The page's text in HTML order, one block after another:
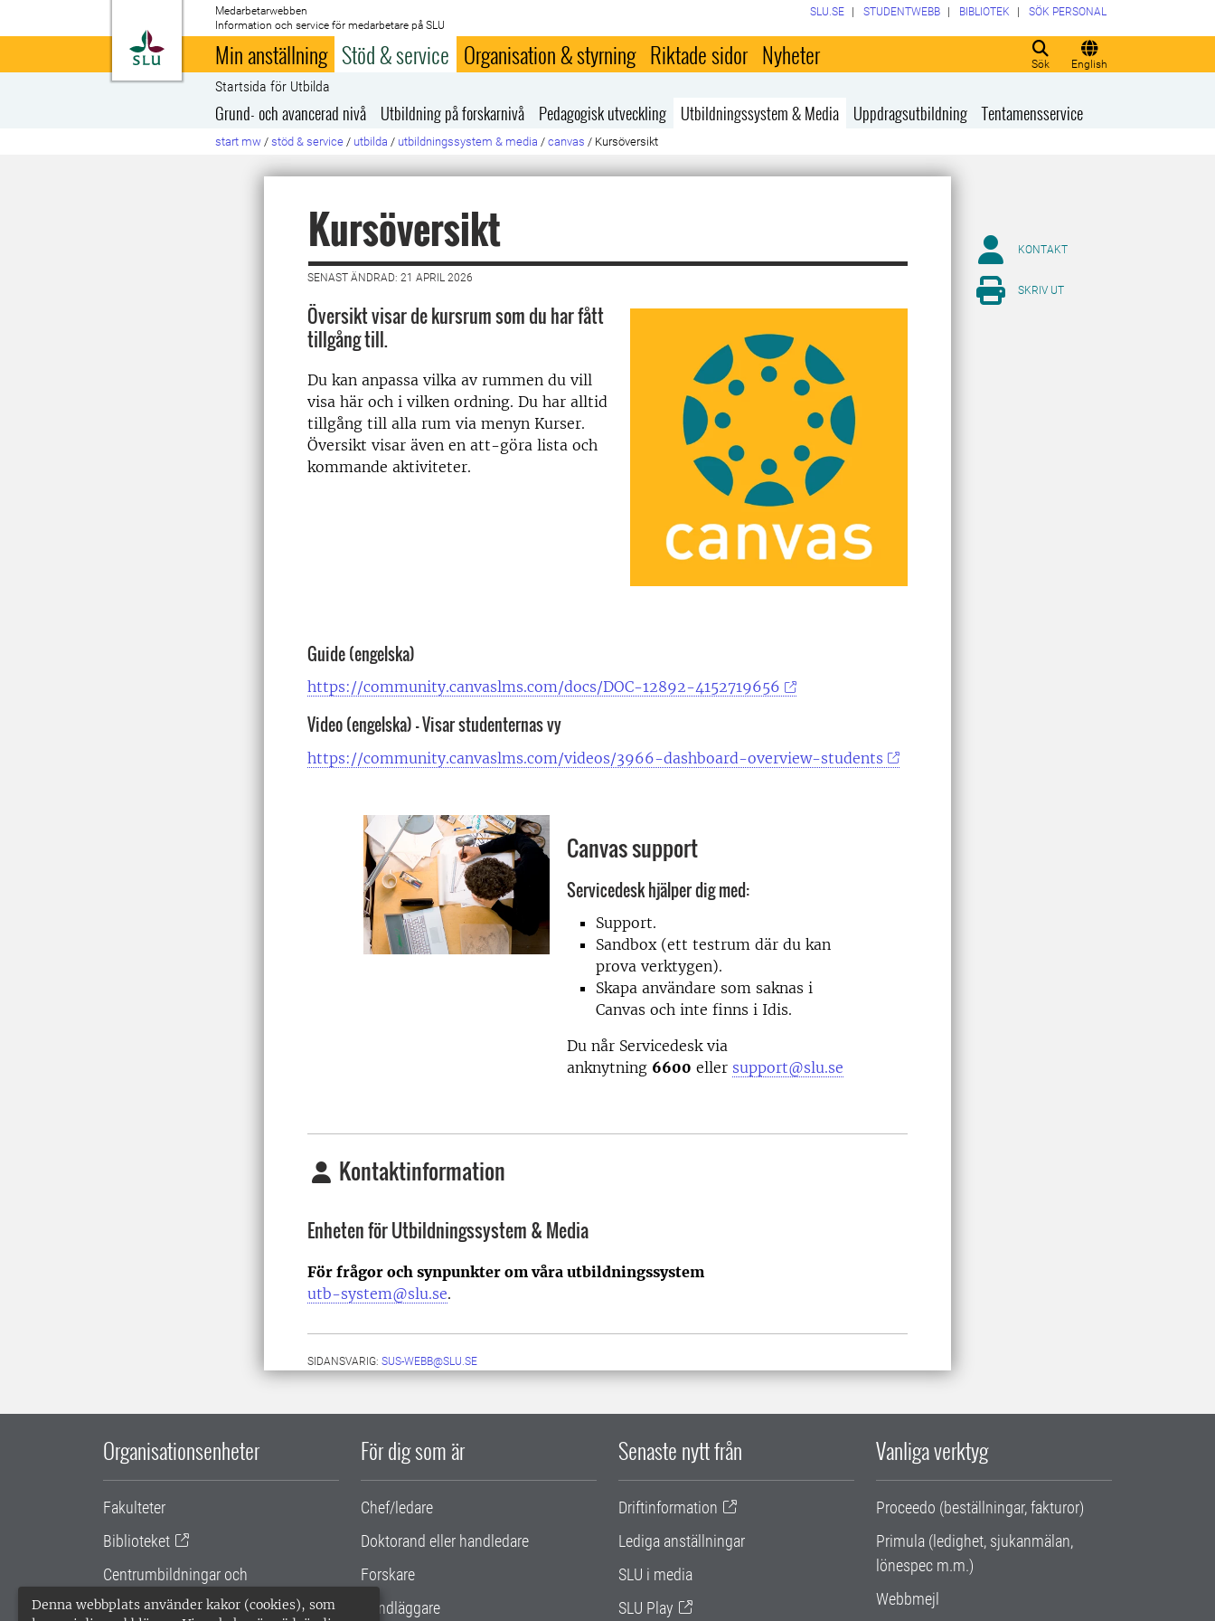
Denna webbplats använder kakor (cookies), som
Till startsida
Medarbetarwebben
Information och service för medarbetare på SLU
Sök English
SLU.SE STUDENTWEBB BIBLIOTEK SÖK PERSONAL
Min anställning Stöd & service Organisation & styrning Riktade sidor Nyheter
Startsida för Utbilda
Grund- och avancerad nivå Utbildning på forskarnivå Pedagogisk utveckling Utbildningssystem & Media Uppdragsutbildning Tentamensservice
start mw / stöd & service / utbilda / utbildningssystem & media / canvas / Kursöversikt
Kursöversikt
SENAST ÄNDRAD: 21 APRIL 2026
Översikt visar de kursrum som du har fått
tillgång till.
Du kan anpassa vilka av rummen du vill
visa här och i vilken ordning. Du har alltid
tillgång till alla rum via menyn Kurser.
Översikt visar även en att-göra lista och
kommande aktiviteter.
Guide (engelska)
https://community.canvaslms.com/docs/DOC-12892-4152719656
Video (engelska) - Visar studenternas vy
https://community.canvaslms.com/videos/3966-dashboard-overview-students
Canvas support
Servicedesk hjälper dig med:
Support.
Sandbox (ett testrum där du kan
prova verktygen).
Skapa användare som saknas i
Canvas och inte finns i Idis.
Du når Servicedesk via
anknytning 6600 eller support@slu.se
Kontaktinformation
Enheten för Utbildningssystem & Media
För frågor och synpunkter om våra utbildningssystem
utb-system@slu.se.
SIDANSVARIG: SUS-WEBB@SLU.SE
KONTAKT
SKRIV UT
Organisationsenheter
Fakulteter
Biblioteket
Centrumbildningar och
samarbetsprojekt
För dig som är
Chef/ledare
Doktorand eller handledare
Forskare
Handläggare
Senaste nytt från
Driftinformation
Lediga anställningar
SLU i media
SLU Play
Vanliga verktyg
Proceedo (beställningar, fakturor)
Primula (ledighet, sjukanmälan,
lönespec m.m.)
Webbmejl